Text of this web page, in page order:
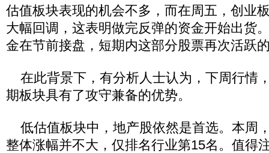
估值板块表现的机会不多，而在周五，创业
大幅回调，这表明做完反弹的资金开始出货
金在节前接盘，短期内这部分股票再次活跃
在此背景下，有分析人士认为，下周行情
期板块具有了攻守兼备的优势。
低估值板块中，地产股依然是首选。本周
整体涨幅并不大，仅排名行业第15名。值得